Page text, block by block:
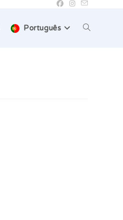
Português Toggle